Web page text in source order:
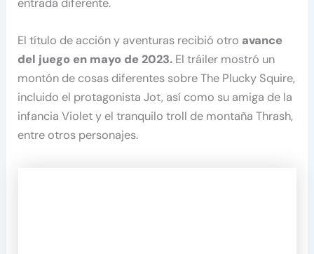
El título de acción y aventuras recibió otro avance
del juego en mayo de 2023. El tráiler mostró un
montón de cosas diferentes sobre The Plucky Squire,
incluido el protagonista Jot, así como su amiga de la
infancia Violet y el tranquilo troll de montaña Thrash,
entre otros personajes.